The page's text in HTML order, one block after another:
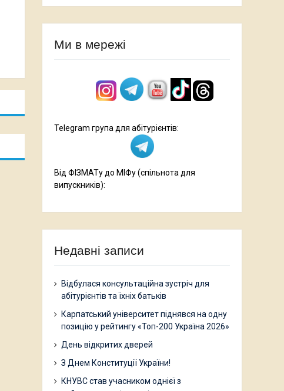
Ми в мережі
Telegram група для абітурієнтів:
Від ФІЗМАТу до МІФу (спільнота для
випускників):
Недавні записи
Відбулася консультаційна зустріч для
абітурієнтів та їхніх батьків
Карпатський університет піднявся на одну
позицію у рейтингу «Топ-200 Україна 2026»
День відкритих дверей
З Днем Конституції України!
КНУВС став учасником однієї з